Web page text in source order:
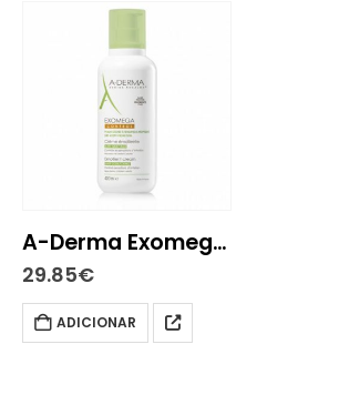
A-Derma Exomega Control Creme Emoliente 400ml
29.85€
ADICIONAR